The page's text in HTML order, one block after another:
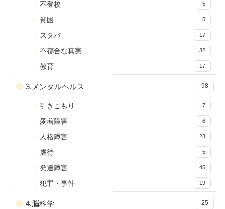
不登校 5
貧困 5
スタバ 17
不都合な真実 32
教育 17
3.メンタルヘルス 98
引きこもり 7
愛着障害 6
人格障害 23
虐待 5
発達障害 45
犯罪・事件 19
4.脳科学 25